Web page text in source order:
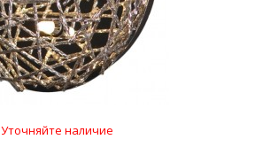
Уточняйте наличие